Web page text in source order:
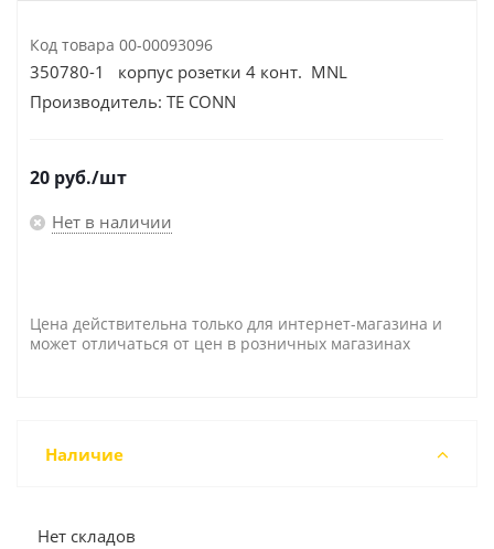
Код товара 00-00093096
350780-1 корпус розетки 4 конт. MNL
Производитель: TE CONN
20 руб./шт
Нет в наличии
Цена действительна только для интернет-магазина и
может отличаться от цен в розничных магазинах
Наличие
Нет складов